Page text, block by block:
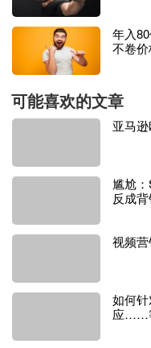
将关键词与买家需
想要将你的关键词
地知道买家在想什么，
些，你应该细心考虑如
而且，每一个关键词你
这里有两个基本问
单独考虑权衡每一
确定你所选的是否
再啰嗦一句：了
有个前提是这些关键词
年入
不卷价
可能喜欢的文章
亚马
尴尬
反成
视频
如何
应……